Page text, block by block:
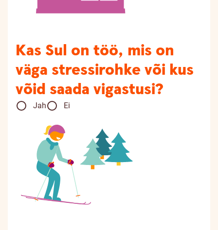
Kas Sul on töö, mis on
väga stressirohke või kus
võid saada vigastusi?
Jah Ei